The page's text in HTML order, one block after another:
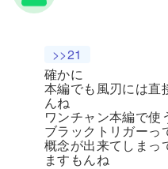
>>21
確かに
本編でも風刃には直
んね
ワンチャン本編で
ブラックトリガーっ
概念が出来てしまっ
ますもんね